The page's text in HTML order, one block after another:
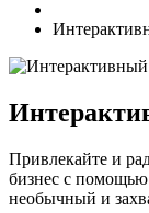
Привлекайте и
бизнес с
необычный и